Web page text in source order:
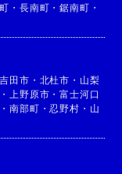
・ 長南町 ・鋸南町 ・
田市 ・ 北杜市 ・ 山梨
・ 上野原市 ・富士河口
・南部町 ・忍野村 ・ 山